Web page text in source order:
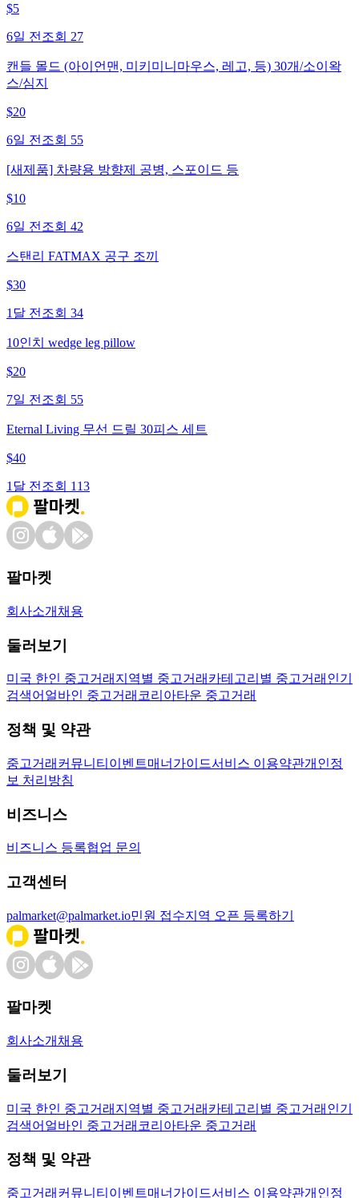
$5
6일 전 조회 27
캔들 몰드 (아이언맨, 미키미니마우스, 레고, 등) 30개/소이왁
스/심지
$20
6일 전 조회 55
[새제품] 차량용 방향제 공병, 스포이드 등
$10
6일 전 조회 42
스탠리 FATMAX 공구 조끼
$30
1달 전 조회 34
10인치 wedge leg pillow
$20
7일 전 조회 55
Eternal Living 무선 드릴 30피스 세트
$40
1달 전 조회 113
팔마켓
회사소개 채용
둘러보기
미국 한인 중고거래 지역별 중고거래 카테고리별 중고거래 인기
검색어 얼바인 중고거래 코리아타운 중고거래
정책 및 약관
중고거래 커뮤니티 이벤트매너가이드서비스 이용약관개인정
보 처리방침
비즈니스
비즈니스 등록협업 문의
고객센터
palmarket@palmarket.io민원 접수지역 오픈 등록하기
팔마켓
회사소개 채용
둘러보기
미국 한인 중고거래 지역별 중고거래 카테고리별 중고거래 인기
검색어 얼바인 중고거래 코리아타운 중고거래
정책 및 약관
중고거래 커뮤니티 이벤트매너가이드서비스 이용약관개인정